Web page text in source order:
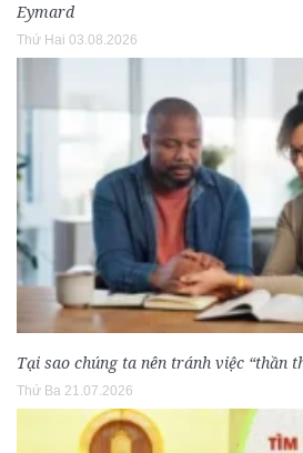
Eymard
Thứ Hai 03.08.2026
Tại sao chúng ta nên tránh việc “thần
Thứ Ba 21.07.2026